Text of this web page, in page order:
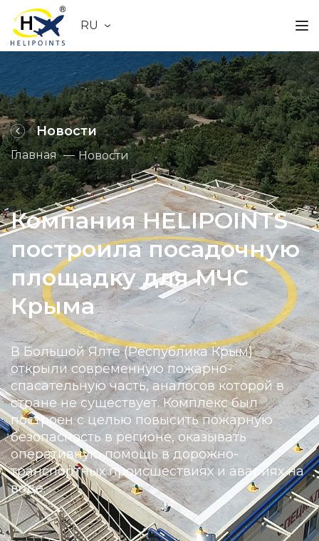
RU
Новости
Главная Новости
Компания HELIPOINTS
построила посадочную
площадку для МЧС
Крыма
В Большой Ялте (Республика Крым)
открыли современную пожарно-
спасательную часть, аналогов которой в
стране не существует. Комплекс был
построен с целью повысить пожарную
безопасность в регионе, оказывать
оперативную помощь в дорожно-
транспортных происшествиях и авариях на
воде.